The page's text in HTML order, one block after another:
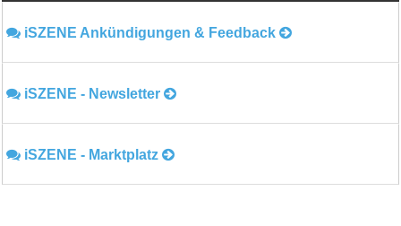
iSZENE Ankündigungen & Feedback
iSZENE - Newsletter
iSZENE - Marktplatz